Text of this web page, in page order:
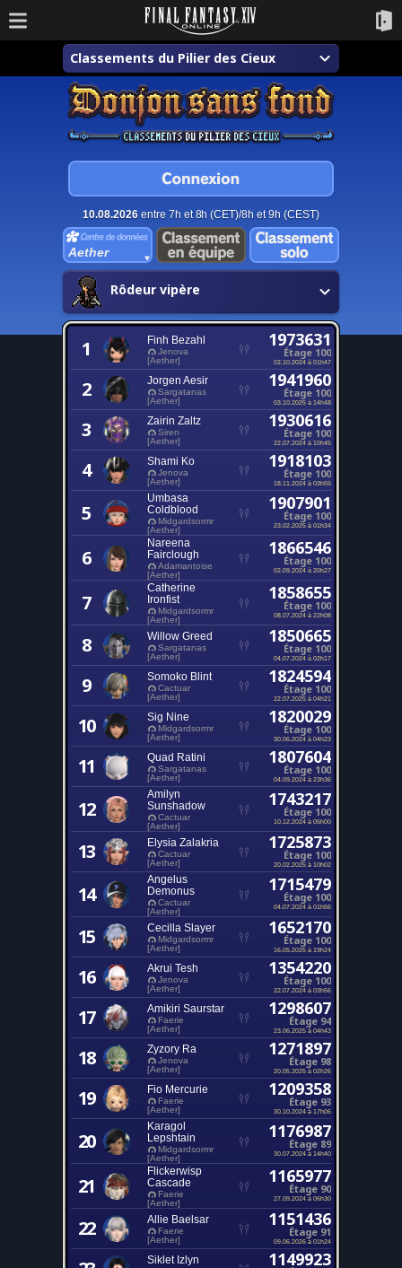
Classements du Pilier des Cieux
10.08.2026entre 7h et 8h (CET)/8h et 9h (CEST)
Aether
Rôdeur vipère
1 Finh Bezahl
Jenova
[Aether]
1973631
Étage 100
02.10.2024 à 01h47
2 Jorgen Aesir
Sargatanas
[Aether]
1941960
Étage 100
03.10.2025 à 14h48
3 Zairin Zaltz
Siren
[Aether]
1930616
Étage 100
22.07.2024 à 10h45
4 Shami Ko
Jenova
[Aether]
1918103
Étage 100
18.11.2024 à 03h55
5
Umbasa
Coldblood
Midgardsormr
[Aether]
1907901
Étage 100
23.02.2025 à 01h34
6
Nareena
Fairclough
Adamantoise
[Aether]
1866546
Étage 100
02.09.2024 à 20h27
7
Catherine
Ironfist
Midgardsormr
[Aether]
1858655
Étage 100
08.07.2024 à 22h08
8 Willow Greed
Sargatanas
[Aether]
1850665
Étage 100
04.07.2024 à 02h17
9 Somoko Blint
Cactuar
[Aether]
1824594
Étage 100
22.07.2025 à 04h21
10 Sig Nine
Midgardsormr
[Aether]
1820029
Étage 100
30.06.2024 à 04h23
11 Quad Ratini
Sargatanas
[Aether]
1807604
Étage 100
04.09.2024 à 23h36
12
Amilyn
Sunshadow
Cactuar
[Aether]
1743217
Étage 100
10.12.2024 à 05h00
13 Elysia Zalakria
Cactuar
[Aether]
1725873
Étage 100
20.02.2025 à 10h02
14
Angelus
Demonus
Cactuar
[Aether]
1715479
Étage 100
04.07.2024 à 01h56
15 Cecilla Slayer
Midgardsormr
[Aether]
1652170
Étage 100
16.05.2025 à 19h24
16 Akrui Tesh
Jenova
[Aether]
1354220
Étage 100
22.07.2024 à 03h56
17 Amikiri Saurstar
Faerie
[Aether]
1298607
Étage 94
23.06.2025 à 04h43
18 Zyzory Ra
Jenova
[Aether]
1271897
Étage 98
20.05.2025 à 02h26
19 Fio Mercurie
Faerie
[Aether]
1209358
Étage 93
30.10.2024 à 17h06
20
Karagol
Lepshtain
Midgardsormr
[Aether]
1176987
Étage 89
30.07.2024 à 14h40
21
Flickerwisp
Cascade
Faerie
[Aether]
1165977
Étage 90
27.09.2024 à 06h30
22 Allie Baelsar
Faerie
[Aether]
1151436
Étage 91
09.06.2026 à 01h24
Siklet Izlyn 1149923